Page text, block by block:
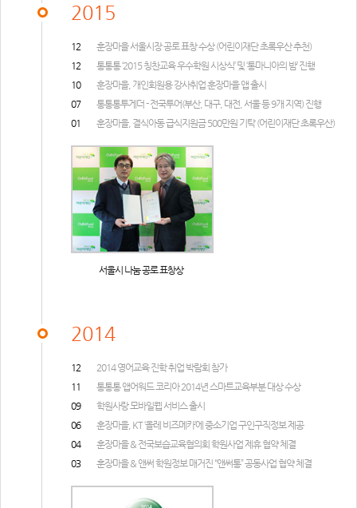
2015
12
훈장마을 서울시장 공로 표창 수상 (어린이재단 초록우산 추천)
12
통통통 ‘2015 칭찬교육 우수학원 시상식’ 및 ‘통마니아의 밤’ 진행
10
훈장마을, 개인회원용 강사취업 훈장마을 앱 출시
07
통통통투게더 - 전국투어(부산, 대구, 대전, 서울 등 9개 지역) 진행
01
훈장마을, 결식아동 급식지원금 500만원 기탁 (어린이재단 초록우산)
서울시 나눔 공로 표창상
2014
12
2014 영어교육 진학 취업 박람회 참가
11
통통통 앱어워드 코리아 2014년 스마트교육부분 대상 수상
09
학원사랑 모바일웹 서비스 출시
06
훈장마을, KT ‘올레 비즈메카’에 중소기업 구인구직정보 제공
04
훈장마을 & 전국보습교육협의회 학원사업 제휴 협약 체결
03
훈장마을 & 앤써 학원정보 매거진 “앤써통” 공동사업 협약 체결